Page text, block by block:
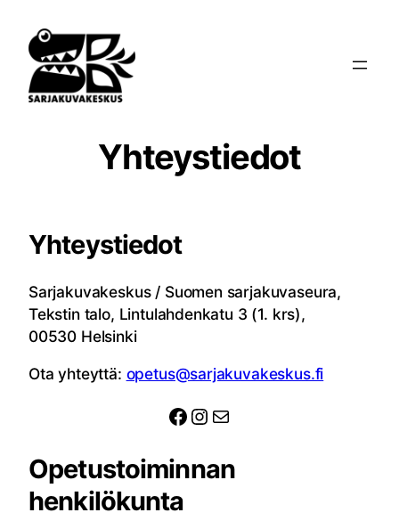
sisältöön
Yhteystiedot
Yhteystiedot
Sarjakuvakeskus / Suomen sarjakuvaseura,
Tekstin talo, Lintulahdenkatu 3 (1. krs),
00530 Helsinki
Ota yhteyttä: opetus@sarjakuvakeskus.fi
Facebook
Instagram
Sähköposti
Opetustoiminnan
henkilökunta